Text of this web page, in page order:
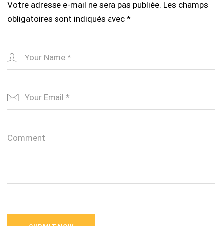
Votre adresse e-mail ne sera pas publiée. Les champs
obligatoires sont indiqués avec *